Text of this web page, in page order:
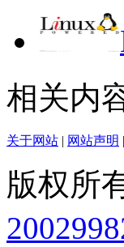
相关内
关于网站 | 网站声明 |
版权所